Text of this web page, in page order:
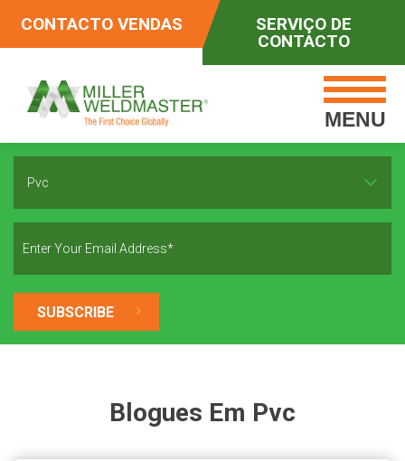
CONTACTO VENDAS
SERVIÇO DE
CONTACTO
MENU
Pvc
Blogues Em Pvc